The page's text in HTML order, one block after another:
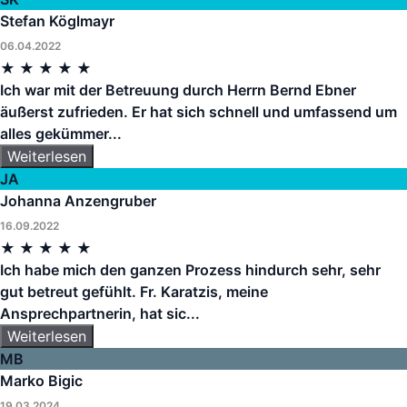
Stefan Köglmayr
06.04.2022
★ ★ ★ ★ ★
Ich war mit der Betreuung durch Herrn Bernd Ebner
äußerst zufrieden. Er hat sich schnell und umfassend um
alles gekümmer...
Weiterlesen
JA
Johanna Anzengruber
16.09.2022
★ ★ ★ ★ ★
Ich habe mich den ganzen Prozess hindurch sehr, sehr
gut betreut gefühlt. Fr. Karatzis, meine
Ansprechpartnerin, hat sic...
Weiterlesen
MB
Marko Bigic